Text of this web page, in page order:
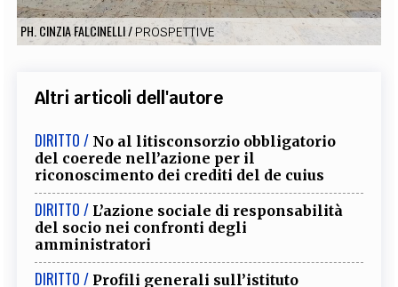
SOCIAL MEDIA
PH. CINZIA FALCINELLI/PROSPETTIVE
Altri articoli dell'autore
DIRITTO / No al litisconsorzio obbligatorio
del coerede nell’azione per il
riconoscimento dei crediti del de cuius
DIRITTO / L’azione sociale di responsabilità
del socio nei confronti degli
amministratori
DIRITTO / Profili generali sull’istituto